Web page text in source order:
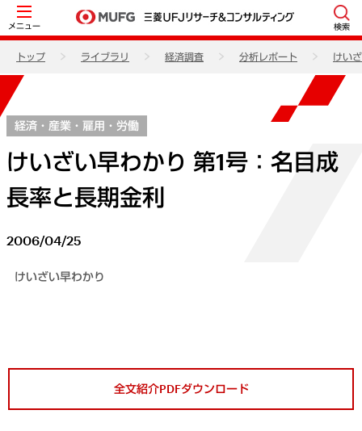
メニュー 検索
トップ ライブラリ 経済調査 分析レポート けい
経済・産業・雇用・労働
けいざい早わかり 第1号：名目成
長率と長期金利
2006/04/25
けいざい早わかり
全文紹介PDFダウンロード